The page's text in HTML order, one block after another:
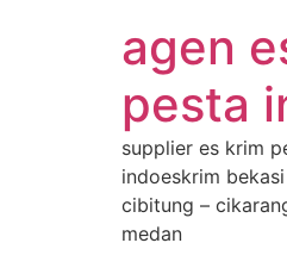
agen
pesta
supplier es krim
indoeskrim
cibitung –
medan